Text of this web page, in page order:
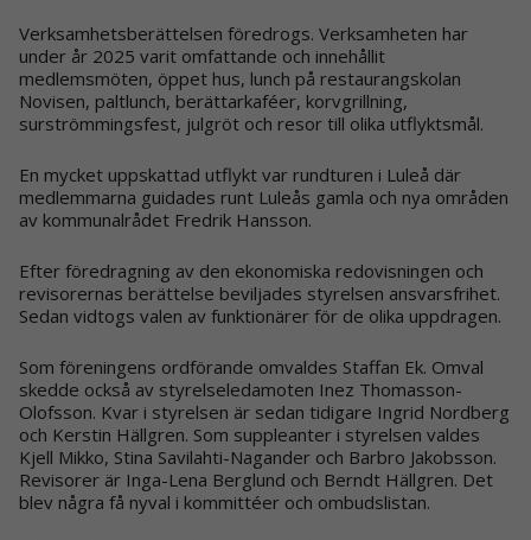
Verksamhetsberättelsen föredrogs. Verksamheten har
under år 2025 varit omfattande och innehållit
medlemsmöten, öppet hus, lunch på restaurangskolan
Novisen, paltlunch, berättarkaféer, korvgrillning,
surströmmingsfest, julgröt och resor till olika utflyktsmål.
En mycket uppskattad utflykt var rundturen i Luleå där
medlemmarna guidades runt Luleås gamla och nya områden
av kommunalrådet Fredrik Hansson.
Efter föredragning av den ekonomiska redovisningen och
revisorernas berättelse beviljades styrelsen ansvarsfrihet.
Sedan vidtogs valen av funktionärer för de olika uppdragen.
Som föreningens ordförande omvaldes Staffan Ek. Omval
skedde också av styrelseledamoten Inez Thomasson-
Olofsson. Kvar i styrelsen är sedan tidigare Ingrid Nordberg
och Kerstin Hällgren. Som suppleanter i styrelsen valdes
Kjell Mikko, Stina Savilahti-Nagander och Barbro Jakobsson.
Revisorer är Inga-Lena Berglund och Berndt Hällgren. Det
blev några få nyval i kommittéer och ombudslistan.